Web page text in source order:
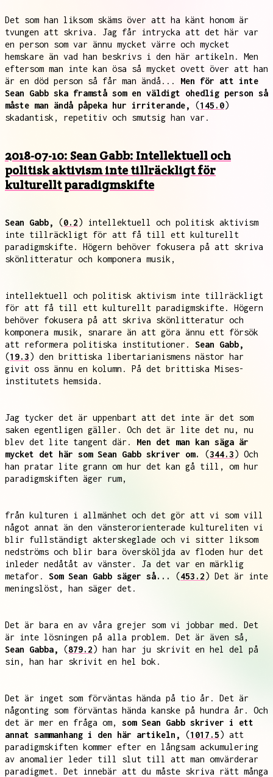
Det som han liksom skäms över att ha känt honom är
tvungen att skriva. Jag får intrycka att det här var
en person som var ännu mycket värre och mycket
hemskare än vad han beskrivs i den här artikeln. Men
eftersom man inte kan ösa så mycket ovett över att han
är en död person så får man ändå... Men för att inte
Sean Gabb ska framstå som en väldigt ohedlig person så
måste man ändå påpeka hur irriterande,
(145.0)
skadantisk, repetitiv och smutsig han var.
2018-07-10: Sean Gabb: Intellektuell och
politisk aktivism inte tillräckligt för
kulturellt paradigmskifte
Sean Gabb, (0.2) intellektuell och politisk aktivism
inte tillräckligt för att få till ett kulturellt
paradigmskifte. Högern behöver fokusera på att skriva
skönlitteratur och komponera musik,
intellektuell och politisk aktivism inte tillräckligt
för att få till ett kulturellt paradigmskifte. Högern
behöver fokusera på att skriva skönlitteratur och
komponera musik, snarare än att göra ännu ett försök
att reformera politiska institutioner. Sean Gabb,
(19.3) den brittiska libertarianismens nästor har
givit oss ännu en kolumn. På det brittiska Mises-
institutets hemsida.
Jag tycker det är uppenbart att det inte är det som
saken egentligen gäller. Och det är lite det nu, nu
blev det lite tangent där. Men det man kan säga är
mycket det här som Sean Gabb skriver om.
(344.3) Och
han pratar lite grann om hur det kan gå till, om hur
paradigmskiften äger rum,
från kulturen i allmänhet och det gör att vi som vill
något annat än den vänsterorienterade kultureliten vi
blir fullständigt akterskeglade och vi sitter liksom
nedströms och blir bara översköljda av floden hur det
inleder nedåtåt av vänster. Ja det var en märklig
metafor. Som Sean Gabb säger så... (453.2) Det är inte
meningslöst, han säger det.
Det är bara en av våra grejer som vi jobbar med. Det
är inte lösningen på alla problem. Det är även så,
Sean Gabba,
(879.2) han har ju skrivit en hel del på
sin, han har skrivit en hel bok.
Det är inget som förväntas hända på tio år. Det är
någonting som förväntas hända kanske på hundra år. Och
det är mer en fråga om, som Sean Gabb skriver i ett
annat sammanhang i den här artikeln,
(1017.5) att
paradigmskiften kommer efter en långsam ackumulering
av anomalier leder till slut till att man omvärderar
paradigmet. Det innebär att du måste skriva rätt många